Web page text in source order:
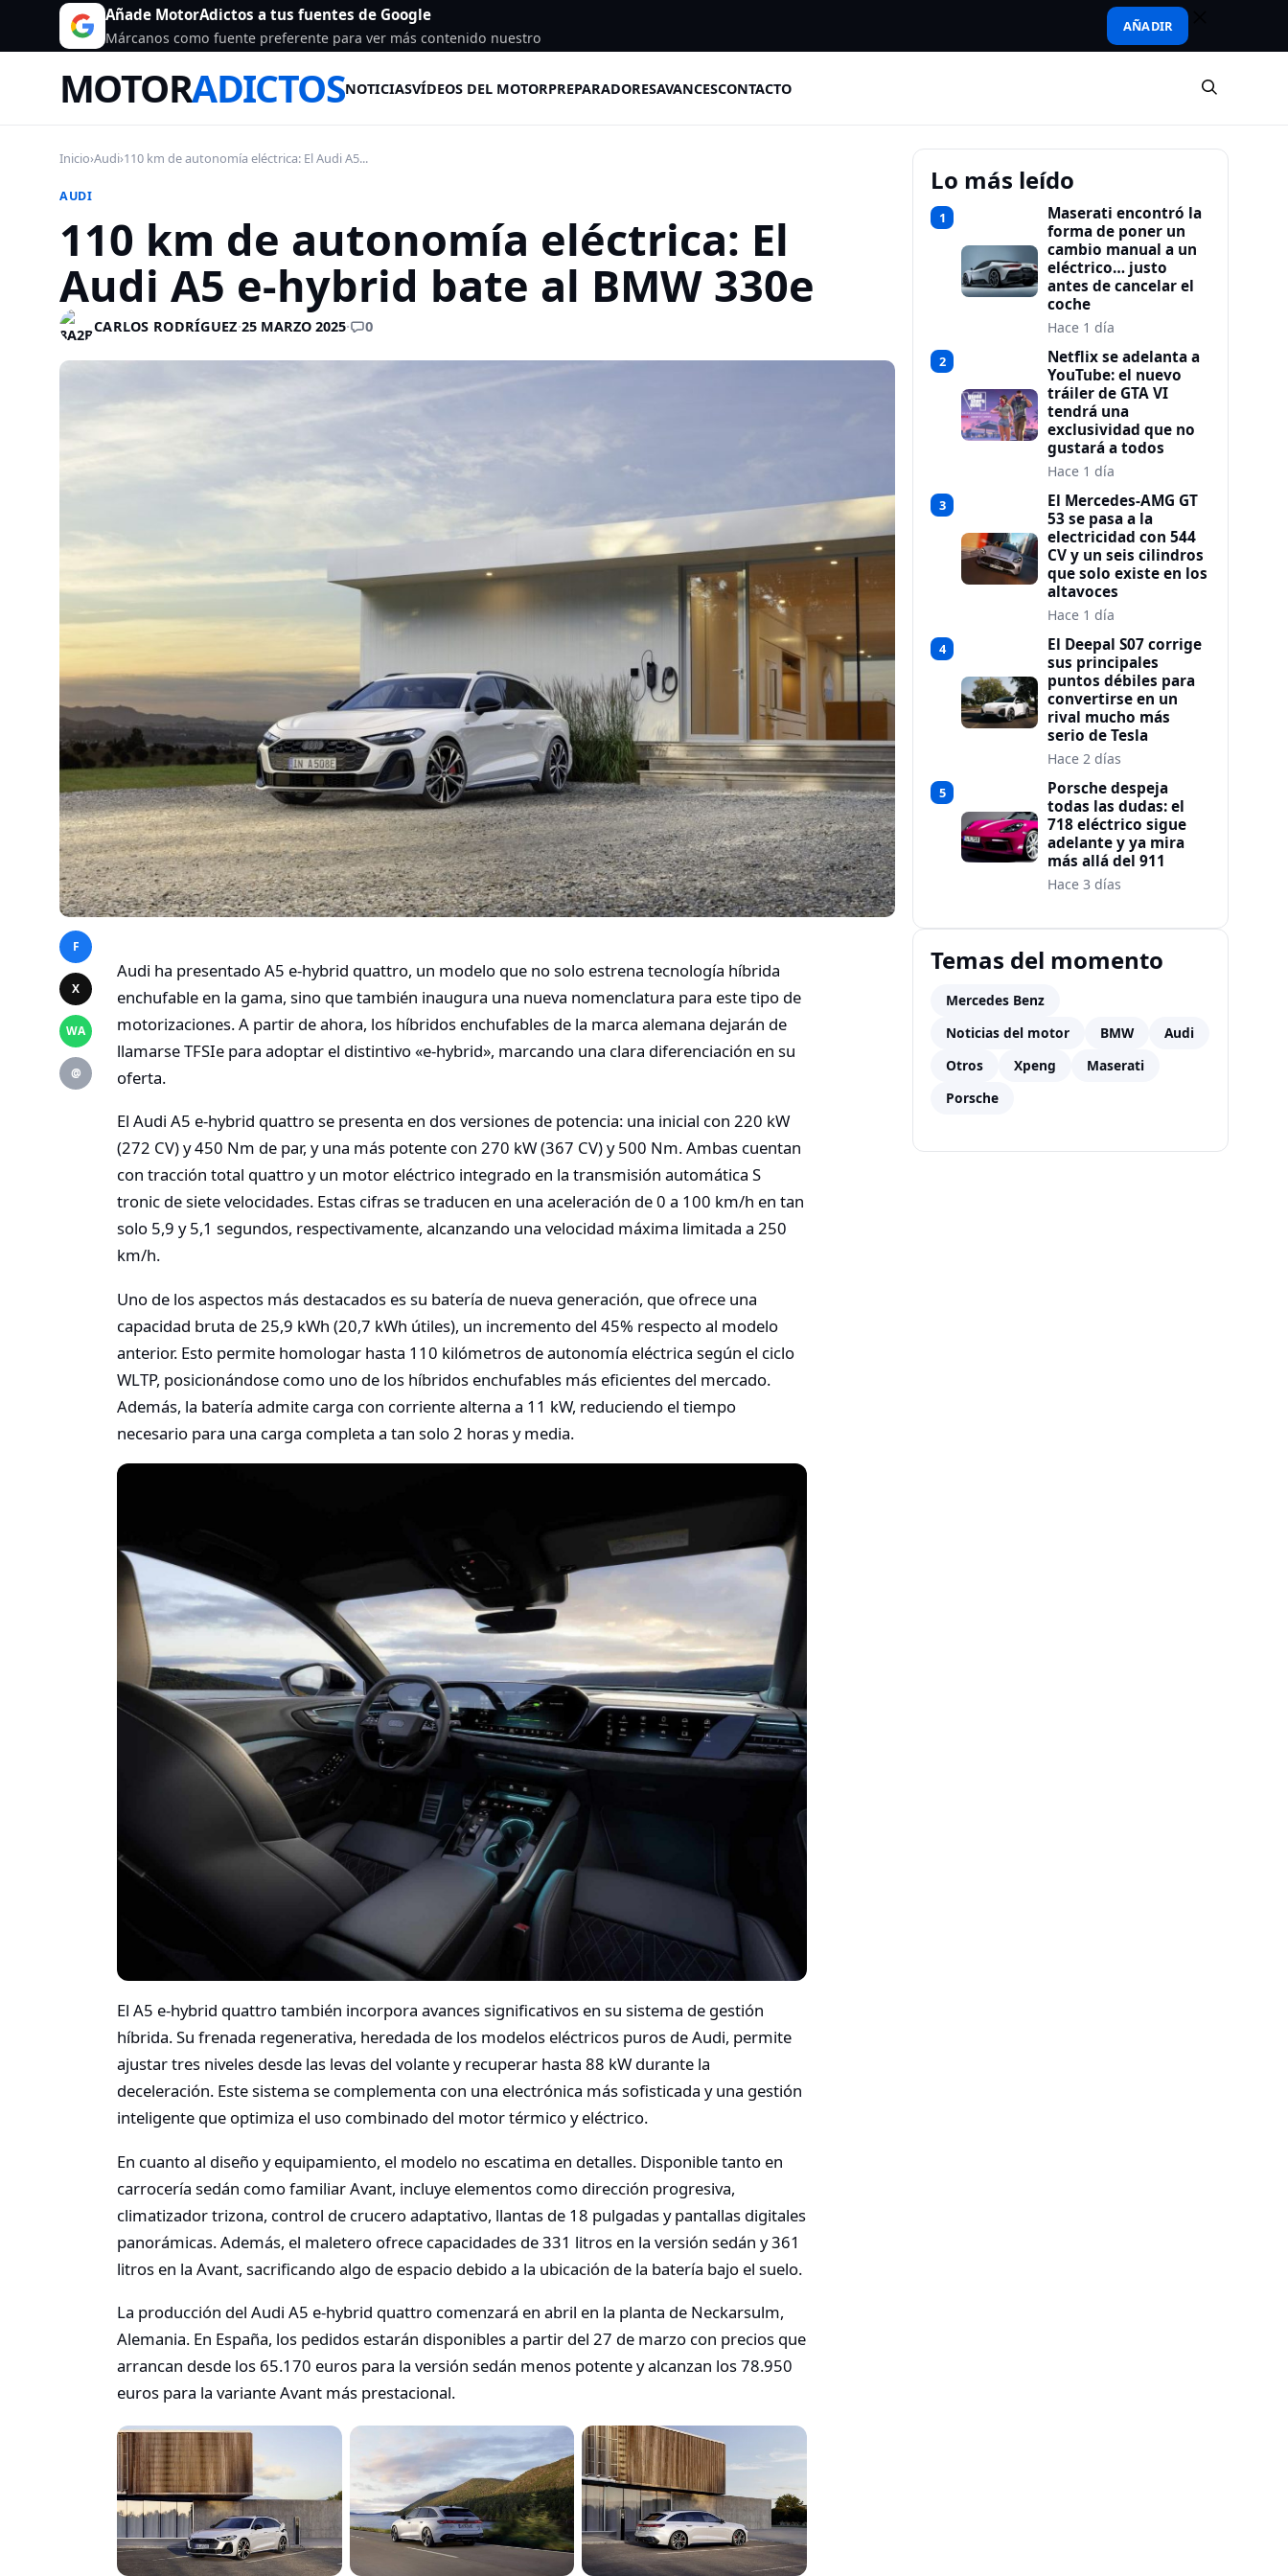
Añade MotorAdictos a tus fuentes de Google
Márcanos como fuente preferente para ver más contenido nuestro
AÑADIR
MOTORADICTOSNOTICIASVÍDEOS DEL MOTORPREPARADORESAVANCESCONTACTO
Inicio›Audi›110 km de autonomía eléctrica: El Audi A5...
AUDI
110 km de autonomía eléctrica: El
Audi A5 e-hybrid bate al BMW 330e
CARLOS RODRÍGUEZ·25 MARZO 2025· 0
F
X
WA
@
Audi ha presentado A5 e-hybrid quattro, un modelo que no solo estrena tecnología híbrida
enchufable en la gama, sino que también inaugura una nueva nomenclatura para este tipo de
motorizaciones. A partir de ahora, los híbridos enchufables de la marca alemana dejarán de
llamarse TFSIe para adoptar el distintivo «e-hybrid», marcando una clara diferenciación en su
oferta.
El Audi A5 e-hybrid quattro se presenta en dos versiones de potencia: una inicial con 220 kW
(272 CV) y 450 Nm de par, y una más potente con 270 kW (367 CV) y 500 Nm. Ambas cuentan
con tracción total quattro y un motor eléctrico integrado en la transmisión automática S
tronic de siete velocidades. Estas cifras se traducen en una aceleración de 0 a 100 km/h en tan
solo 5,9 y 5,1 segundos, respectivamente, alcanzando una velocidad máxima limitada a 250
km/h.
Uno de los aspectos más destacados es su batería de nueva generación, que ofrece una
capacidad bruta de 25,9 kWh (20,7 kWh útiles), un incremento del 45% respecto al modelo
anterior. Esto permite homologar hasta 110 kilómetros de autonomía eléctrica según el ciclo
WLTP, posicionándose como uno de los híbridos enchufables más eficientes del mercado.
Además, la batería admite carga con corriente alterna a 11 kW, reduciendo el tiempo
necesario para una carga completa a tan solo 2 horas y media.
El A5 e-hybrid quattro también incorpora avances significativos en su sistema de gestión
híbrida. Su frenada regenerativa, heredada de los modelos eléctricos puros de Audi, permite
ajustar tres niveles desde las levas del volante y recuperar hasta 88 kW durante la
deceleración. Este sistema se complementa con una electrónica más sofisticada y una gestión
inteligente que optimiza el uso combinado del motor térmico y eléctrico.
En cuanto al diseño y equipamiento, el modelo no escatima en detalles. Disponible tanto en
carrocería sedán como familiar Avant, incluye elementos como dirección progresiva,
climatizador trizona, control de crucero adaptativo, llantas de 18 pulgadas y pantallas digitales
panorámicas. Además, el maletero ofrece capacidades de 331 litros en la versión sedán y 361
litros en la Avant, sacrificando algo de espacio debido a la ubicación de la batería bajo el suelo.
La producción del Audi A5 e-hybrid quattro comenzará en abril en la planta de Neckarsulm,
Alemania. En España, los pedidos estarán disponibles a partir del 27 de marzo con precios que
arrancan desde los 65.170 euros para la versión sedán menos potente y alcanzan los 78.950
euros para la variante Avant más prestacional.
Lo más leído
1
Maserati encontró la
forma de poner un
cambio manual a un
eléctrico… justo
antes de cancelar el
coche
Hace 1 día
2
Netflix se adelanta a
YouTube: el nuevo
tráiler de GTA VI
tendrá una
exclusividad que no
gustará a todos
Hace 1 día
3
El Mercedes-AMG GT
53 se pasa a la
electricidad con 544
CV y un seis cilindros
que solo existe en los
altavoces
Hace 1 día
4
El Deepal S07 corrige
sus principales
puntos débiles para
convertirse en un
rival mucho más
serio de Tesla
Hace 2 días
5
Porsche despeja
todas las dudas: el
718 eléctrico sigue
adelante y ya mira
más allá del 911
Hace 3 días
Temas del momento
Mercedes Benz
Noticias del motor
BMW
Audi
Otros
Xpeng
Maserati
Porsche